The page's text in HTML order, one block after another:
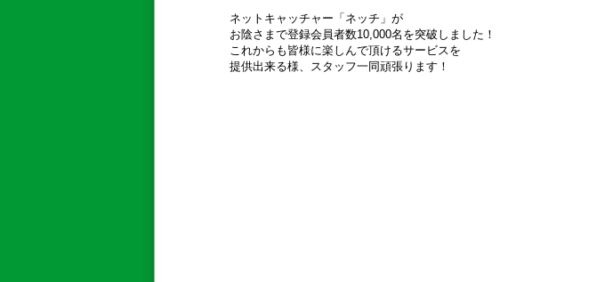
ネットキャッチャー「ネッチ」が
お陰さまで登録会員者数10,000名を突破しました！
これからも皆様に楽しんで頂けるサービスを